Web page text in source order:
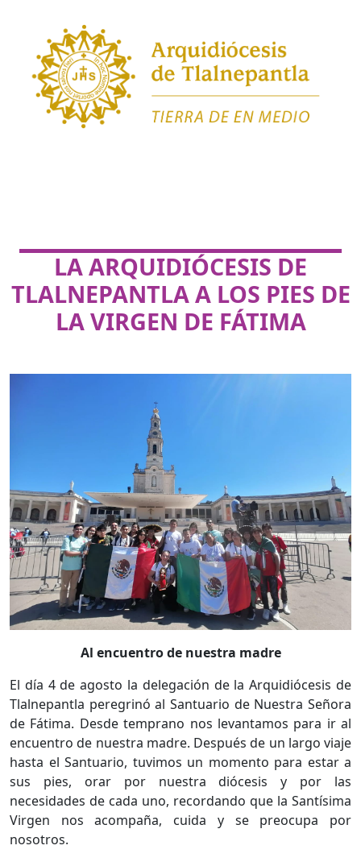
LA ARQUIDIÓCESIS DE
TLALNEPANTLA A LOS PIES DE
LA VIRGEN DE FÁTIMA
Al encuentro de nuestra madre
El día 4 de agosto la delegación de la Arquidiócesis de
Tlalnepantla peregrinó al Santuario de Nuestra Señora
de Fátima. Desde temprano nos levantamos para ir al
encuentro de nuestra madre. Después de un largo viaje
hasta el Santuario, tuvimos un momento para estar a
sus pies, orar por nuestra diócesis y por las
necesidades de cada uno, recordando que la Santísima
Virgen nos acompaña, cuida y se preocupa por
nosotros.